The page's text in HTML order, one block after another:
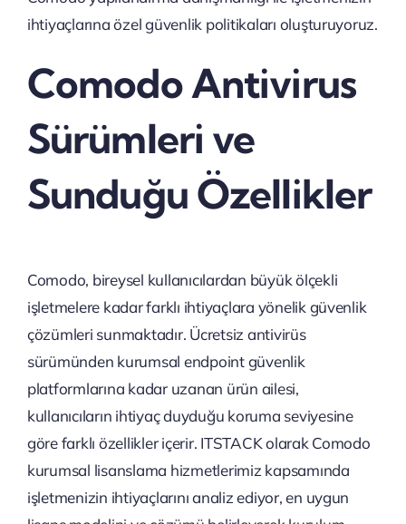
ihtiyaçlarına özel güvenlik politikaları oluşturuyoruz.
Comodo Antivirus
Sürümleri ve
Sunduğu Özellikler
Comodo, bireysel kullanıcılardan büyük ölçekli
işletmelere kadar farklı ihtiyaçlara yönelik güvenlik
çözümleri sunmaktadır. Ücretsiz antivirüs
sürümünden kurumsal endpoint güvenlik
platformlarına kadar uzanan ürün ailesi,
kullanıcıların ihtiyaç duyduğu koruma seviyesine
göre farklı özellikler içerir. ITSTACK olarak Comodo
kurumsal lisanslama hizmetlerimiz kapsamında
işletmenizin ihtiyaçlarını analiz ediyor, en uygun